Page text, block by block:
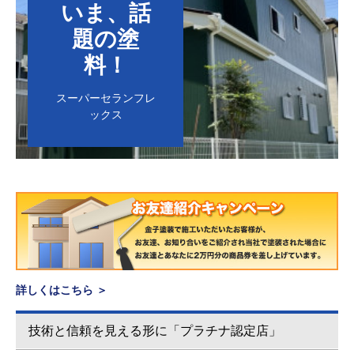
いま、話
題の塗
料！
スーパーセランフレ
ックス
詳しくはこちら ＞
技術と信頼を見える形に「プラチナ認定店」